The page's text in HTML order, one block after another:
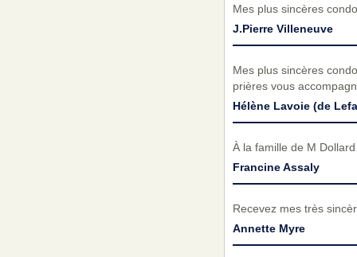
Mes plus sincères
J.Pierre Villeneuve
Mes plus sincères
prières vous
Hélène Lavoie (de
À la famille de M
Francine Assaly
Recevez mes très
Annette Myre